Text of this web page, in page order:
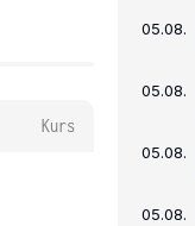
Kurs
05.08.
05.08.
05.08.
05.08.